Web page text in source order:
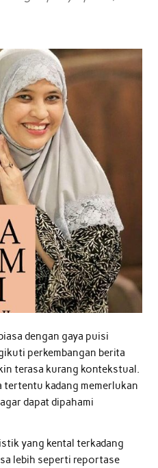
dengan gaya puisi
perkembangan berita
terasa kurang kontekstual.
kadang memerlukan
dapat dipahami
yang kental terkadang
lebih seperti reportase